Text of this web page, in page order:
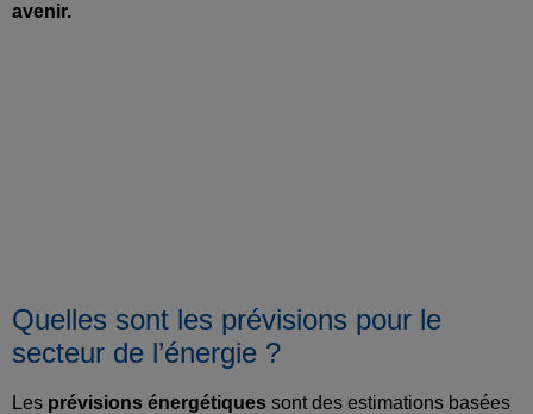
avenir.
Quelles sont les prévisions pour le
secteur de l’énergie ?
Les prévisions énergétiques sont des estimations basées